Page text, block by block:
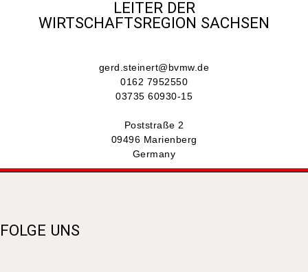
LEITER DER
WIRTSCHAFTSREGION SACHSEN​
gerd.steinert@bvmw.de
0162 7952550
03735 60930-15
Poststraße 2
09496 Marienberg
Germany
FOLGE UNS